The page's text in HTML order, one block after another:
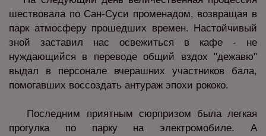
шествовала по Сан-Суси променадом, возвращая в
парк атмосферу прошедших времен. Настойчивый
зной заставил нас освежиться в кафе - не
нуждающийся в переводе общий вздох "дежавю"
выдал в персонале вчерашних участников бала,
помогавших воссоздать антураж эпохи рококо.
Последним приятным сюрпризом была легкая
прогулка по парку на электромобиле. А